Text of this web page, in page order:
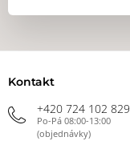
Kontakt
+420 724 102 829
Po-Pá 08:00-13:00
(objednávky)